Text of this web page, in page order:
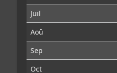
Juil
Aoû
Sep
Oct